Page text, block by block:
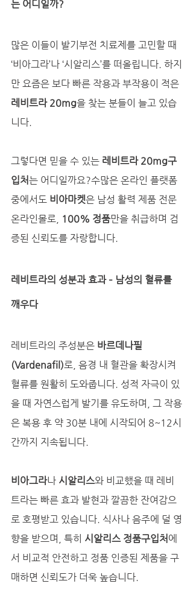
는 어디일까?
많은 이들이 발기부전 치료제를 고민할 때
‘비아그라’나 ‘시알리스’를 떠올립니다. 하지
만 요즘은 보다 빠른 작용과 부작용이 적은
레비트라 20mg을 찾는 분들이 늘고 있습
니다.
그렇다면 믿을 수 있는 레비트라 20mg구
입처는 어디일까요?수많은 온라인 플랫폼
중에서도 비아마켓은 남성 활력 제품 전문
온라인몰로, 100% 정품만을 취급하며 검
증된 신뢰도를 자랑합니다.
레비트라의 성분과 효과 – 남성의 혈류를
깨우다
레비트라의 주성분은 바르데나필
(Vardenafil)로, 음경 내 혈관을 확장시켜
혈류를 원활히 도와줍니다. 성적 자극이 있
을 때 자연스럽게 발기를 유도하며, 그 작용
은 복용 후 약 30분 내에 시작되어 8~12시
간까지 지속됩니다.
비아그라나 시알리스와 비교했을 때 레비
트라는 빠른 효과 발현과 깔끔한 잔여감으
로 호평받고 있습니다. 식사나 음주에 덜 영
향을 받으며, 특히 시알리스 정품구입처 에
서 비교적 안전하고 정품 인증된 제품을 구
매하면 신뢰도가 더욱 높습니다.